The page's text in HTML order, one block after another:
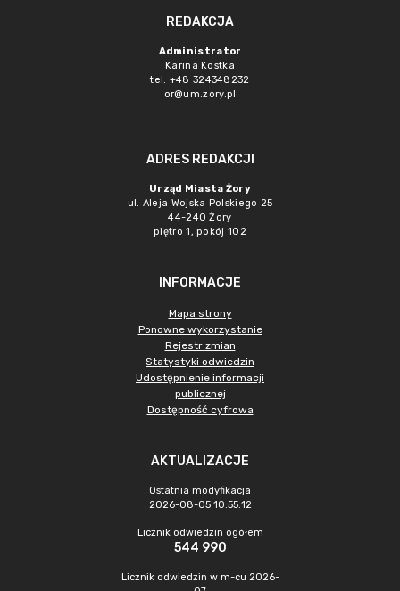
REDAKCJA
Administrator
Karina Kostka
tel. +48 324348232
or@um.zory.pl
ADRES REDAKCJI
Urząd Miasta Żory
ul. Aleja Wojska Polskiego 25
44-240 Żory
piętro 1, pokój 102
INFORMACJE
Mapa strony
Ponowne wykorzystanie
Rejestr zmian
Statystyki odwiedzin
Udostępnienie informacji
publicznej
Dostępność cyfrowa
AKTUALIZACJE
Ostatnia modyfikacja
2026-08-05 10:55:12
Licznik odwiedzin ogółem
544 990
Licznik odwiedzin w m-cu 2026-